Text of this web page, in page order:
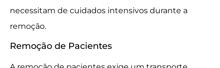
necessitam de cuidados intensivos durante a
remoção.
Remoção de Pacientes